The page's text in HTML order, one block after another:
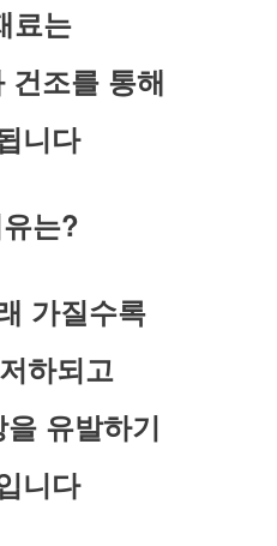
료는
건조를 통해
니다
는?
가질수록
하되고
유발하기
니다